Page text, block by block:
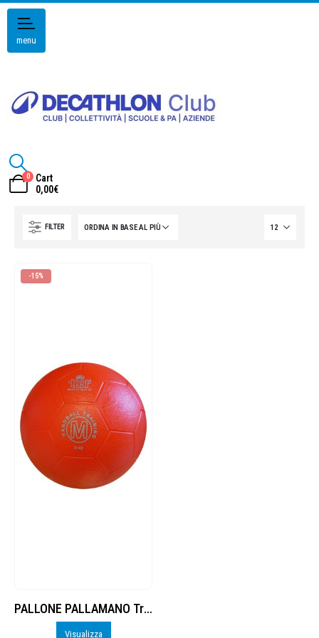
menu
0
Cart
0,00€
FILTER
-15%
PALLONE PALLAMANO Trial in gomma monostrato n.2 maschile
Visualizza